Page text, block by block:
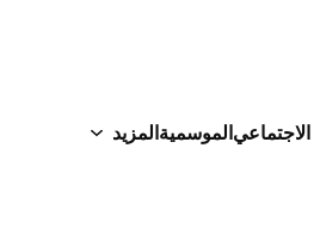
الموسميةالمزيد